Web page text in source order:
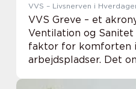
VVS – Livsnerven i
VVS Greve – et
Ventilation og
faktor for komforten
arbejdspladser. Det
forsyning med vand